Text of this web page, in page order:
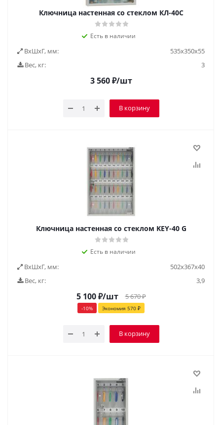
Ключница настенная со стеклом КЛ-40С
Есть в наличии
ВxШxГ, мм:
535х350х55
Вес, кг:
3
3 560₽/шт
В корзину
Ключница настенная со стеклом KEY-40 G
Есть в наличии
ВxШxГ, мм:
502x367x40
Вес, кг:
3,9
5 100₽/шт 5 670₽
-10% Экономия 570 ₽
В корзину